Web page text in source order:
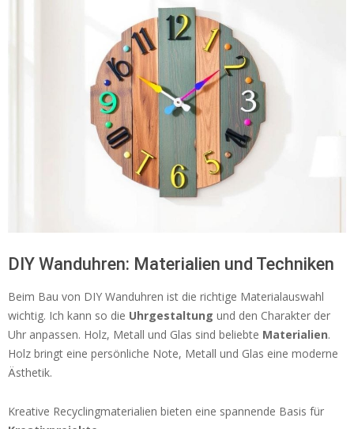
DIY Wanduhren: Materialien und Techniken
Beim Bau von DIY Wanduhren ist die richtige Materialauswahl
wichtig. Ich kann so die Uhrgestaltung und den Charakter der
Uhr anpassen. Holz, Metall und Glas sind beliebte Materialien.
Holz bringt eine persönliche Note, Metall und Glas eine moderne
Ästhetik.
Kreative Recyclingmaterialien bieten eine spannende Basis für